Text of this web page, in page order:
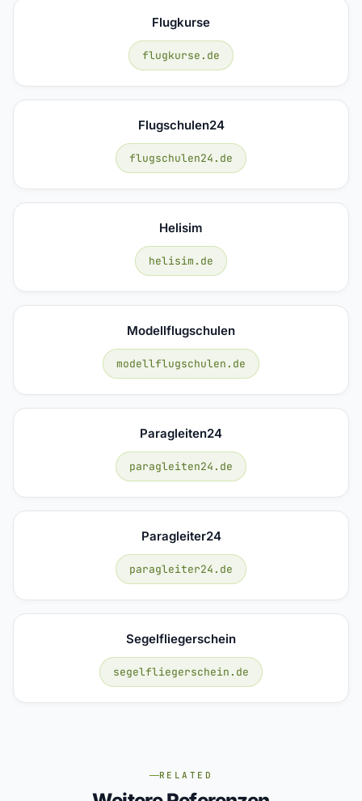
Flugkurse
flugkurse.de
Flugschulen24
flugschulen24.de
Helisim
helisim.de
Modellflugschulen
modellflugschulen.de
Paragleiten24
paragleiten24.de
Paragleiter24
paragleiter24.de
Segelfliegerschein
segelfliegerschein.de
RELATED